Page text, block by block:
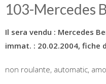
103-Mercedes
Il sera vendu : Mercedes
immat. : 20.02.2004, fiche
non roulante, automatic,